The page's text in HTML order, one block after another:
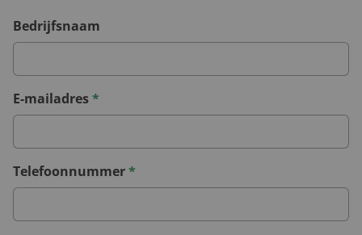
Bedrijfsnaam
E-mailadres*
Telefoonnummer*